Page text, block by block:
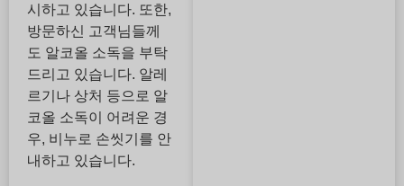
시하고 있습니다. 또한,
방문하신 고객님들께
도 알코올 소독을 부탁
드리고 있습니다. 알레
르기나 상처 등으로 알
코올 소독이 어려운 경
우, 비누로 손씻기를 안
내하고 있습니다.